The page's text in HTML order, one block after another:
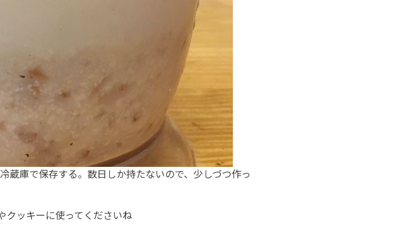
蔵庫で保存する。数日しか持たないので、少しづつ作っ
クッキーに使ってくださいね